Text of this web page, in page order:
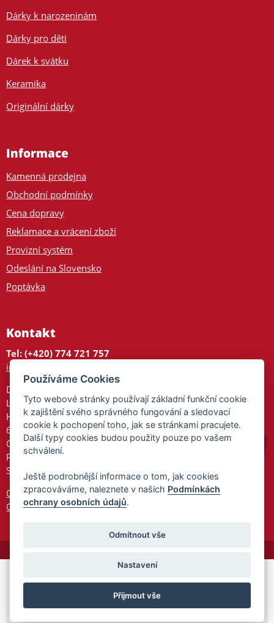
Dárky k narozeninám
Dárky pro děti
Dárek k svátku
Keramika
Originální dárky
Informace
Kamenná prodejna
Obchodní podmínky
Cena dopravy
Reklamace a vrácení zboží
Provizní systém
Odeslání na Slovensko
Poptávka
Kontakt
Tel: (+420) 774 721 757
info@tajnedarky.cz
Dárkové centrum
Legionářů 2
Hodonín
695 01
Otevřeno:
Po-Pá 9-17
So 9-11:30
Ochrana osobních údajů
Cookies
© 2026 Tajnedarky.cz -Partnerský
program
Partner ID:
Používáme Cookies
Tyto webové stránky používají základní funkční cookie
k zajištění svého správného fungování a sledovací
cookie k pochopení toho, jak se stránkami pracujete.
Další typy cookies budou použity pouze po vašem
schválení.
Ještě podrobnější informace o tom, jak cookies
zpracováváme, naleznete v našich Podmínkách
ochrany osobních údajů.
Odmítnout vše
Nastavení
Přijmout vše